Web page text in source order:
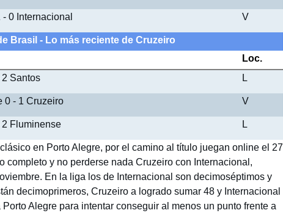
0 Internacional V
Brasil - Lo más reciente de Cruzeiro
Loc.
Santos L
0 - 1 Cruzeiro V
Fluminense L
en Porto Alegre, por el camino al título juegan online el 27
completo y no perderse nada Cruzeiro con Internacional,
En la liga los de Internacional son decimoséptimos y
decimoprimeros, Cruzeiro a logrado sumar 48 y Internacional
Alegre para intentar conseguir al menos un punto frente a